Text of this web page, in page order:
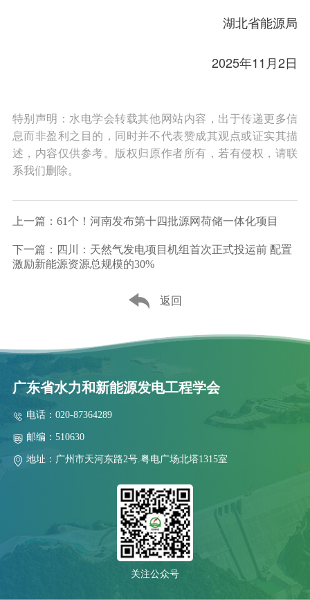
湖北省能源局
2025年11月2日
特别声明：水电学会转载其他网站内容，出于传递更多信
息而非盈利之目的，同时并不代表赞成其观点或证实其描
述，内容仅供参考。版权归原作者所有，若有侵权，请联
系我们删除。
上一篇：61个！河南发布第十四批源网荷储一体化项目
下一篇：四川：天然气发电项目机组首次正式投运前 配置
激励新能源资源总规模的30%
返回
广东省水力和新能源发电工程学会
电话：020-87364289
邮编：510630
地址：广州市天河东路2号.粤电广场北塔1315室
关注公众号